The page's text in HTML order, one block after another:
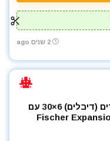
2 שנים ago
מארז 1000 מיתדים (דיבלים) 6×30 עם